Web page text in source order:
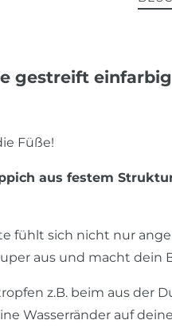
gestreift
Füße!
aus festem
fühlt sich nicht nur
aus und macht dein
z.B. beim aus der
Wasserränder auf